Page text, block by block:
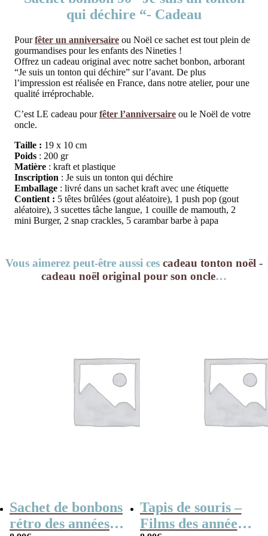
qui déchire “- Cadeau
Pourfêter un anniversaire ou Noël ce sachet est tout plein de
gourmandises pour les enfants des Nineties !
Offrez un cadeau original avec notre sachet bonbon, arborant
“Je suis un tonton qui déchire” sur l’avant. De plus
l’impression est réalisée en France, dans notre atelier, pour une
qualité irréprochable.
C’est LE cadeau pourfêter l’anniversaire ou le Noël de votre
oncle.
Taille : 19 x 10 cm
Poids : 200 gr
Matière : kraft et plastique
Inscription : Je suis un tonton qui déchire
Emballage : livré dans un sachet kraft avec une étiquette
Contient : 5 têtes brûlées (gout aléatoire), 1 push pop (gout
aléatoire), 3 sucettes tâche langue, 1 couille de mamouth, 2
mini Burger, 2 snap crackles, 5 carambar barbe à papa
Vous aimerez peut-être aussi ces cadeau tonton noël -
cadeau noël original pour son oncle…
Sachet de bonbons
rétro des années
Tapis de souris –
Films des années